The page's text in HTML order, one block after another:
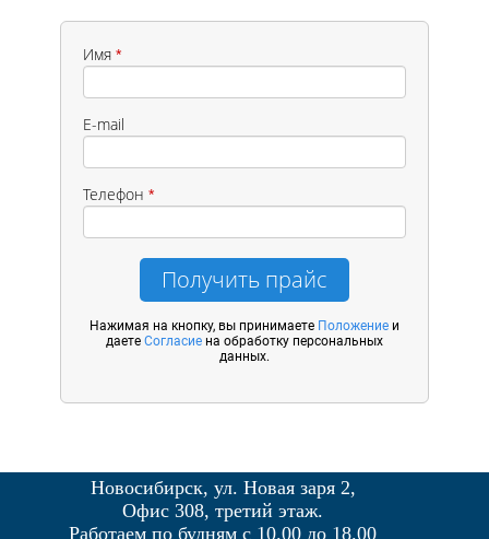
Имя *
E-mail
Телефон *
Получить прайс
Нажимая на кнопку, вы принимаете Положениеи
даете Согласиена обработку персональных
данных.
Новосибирск, ул. Новая заря 2,
Офис 308, третий этаж.
Работаем по будням с 10.00 до 18.00